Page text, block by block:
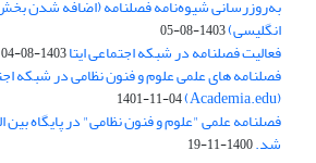
به‌روزرسانی شیوه‌نامه فصلنامه (اضافه شدن
انگلیسی)1403-08-05
فعالیت فصلنامه در شبکه اجتماعی ایتا1403-08-04
فصلنامه های علمی علوم و فنون نظامی در شبکه
(Academia.edu)
1401-11-04
شد.1400-11-19